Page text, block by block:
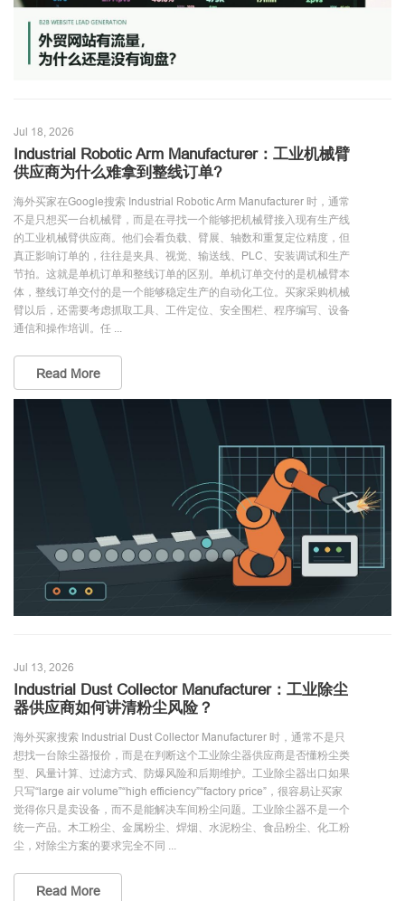
Jul 18, 2026
Industrial Robotic Arm Manufacturer：工业机械臂
供应商为什么难拿到整线订单?
海外买家在Google搜索 Industrial Robotic Arm Manufacturer 时，通常
不是只想买一台机械臂，而是在寻找一个能够把机械臂接入现有生产线
的工业机械臂供应商。他们会看负载、臂展、轴数和重复定位精度，但
真正影响订单的，往往是夹具、视觉、输送线、PLC、安装调试和生产
节拍。这就是单机订单和整线订单的区别。单机订单交付的是机械臂本
体，整线订单交付的是一个能够稳定生产的自动化工位。买家采购机械
臂以后，还需要考虑抓取工具、工件定位、安全围栏、程序编写、设备
通信和操作培训。任 ...
Read More
Jul 13, 2026
Industrial Dust Collector Manufacturer：工业除尘
器供应商如何讲清粉尘风险？
海外买家搜索 Industrial Dust Collector Manufacturer 时，通常不是只
想找一台除尘器报价，而是在判断这个工业除尘器供应商是否懂粉尘类
型、风量计算、过滤方式、防爆风险和后期维护。工业除尘器出口如果
只写“large air volume”“high efficiency”“factory price”，很容易让买家
觉得你只是卖设备，而不是能解决车间粉尘问题。工业除尘器不是一个
统一产品。木工粉尘、金属粉尘、焊烟、水泥粉尘、食品粉尘、化工粉
尘，对除尘方案的要求完全不同 ...
Read More